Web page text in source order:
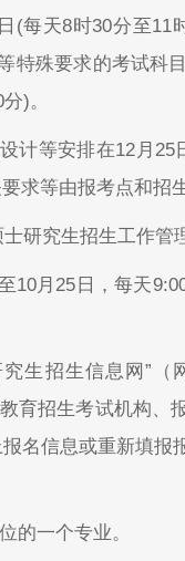
(每天8时30分至
特殊要求的考试科
)。
计等安排在12月
求等由报考点和招
研究生招生工作管
10月25日，每天
生招生信息网”（
育招生考试机构、
名信息或重新填报
的一个专业。